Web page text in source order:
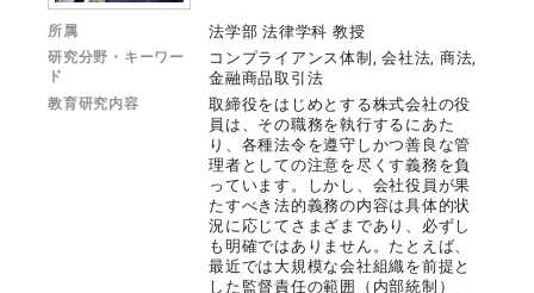
所属 法学部 法律学科 教授
研究分野・キーワー
ド
コンプライアンス体制, 会社法, 商法,
金融商品取引法
教育研究内容
取締役をはじめとする株式会社の役
員は、その職務を執行するにあた
り、各種法令を遵守しかつ善良な管
理者としての注意を尽くす義務を負
っています。しかし、会社役員が果
たすべき法的義務の内容は具体的状
況に応じてさまざまであり、必ずし
も明確ではありません。たとえば、
最近では大規模な会社組織を前提と
した監督責任の範囲（内部統制）